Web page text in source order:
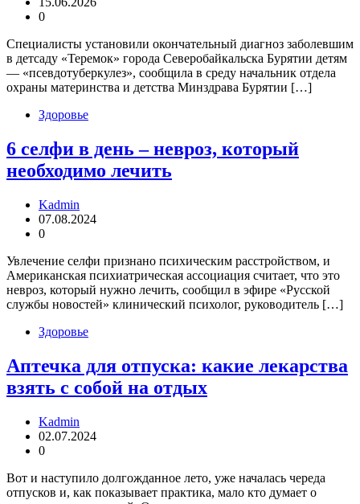
0
Специалисты установили окончательный диагноз заболевшим
в детсаду «Теремок» города Северобайкальска Бурятии детям
— «псевдотуберкулез», сообщила в среду начальник отдела
охраны материнства и детства Минздрава Бурятии […]
Здоровье
6 селфи в день – невроз, который
необходимо лечить
Kadmin
07.08.2024
0
Увлечение селфи признано психическим расстройством, и
Американская психиатрическая ассоциация считает, что это
невроз, который нужно лечить, сообщил в эфире «Русской
службы новостей» клинический психолог, руководитель […]
Здоровье
Аптечка для отпуска: какие лекарства
взять с собой на отдых
Kadmin
02.07.2024
0
Вот и наступило долгожданное лето, уже началась череда
отпусков и, как показывает практика, мало кто думает о